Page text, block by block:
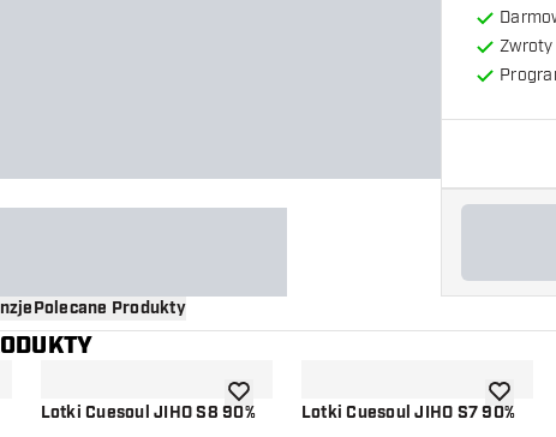
Zwroty
Polecane Produkty
do listy życzeń
Lotki Cuesoul JIHO S8 90%dodaj do listy życzeńLotki Cuesoul JIHO S7 90%dodaj do